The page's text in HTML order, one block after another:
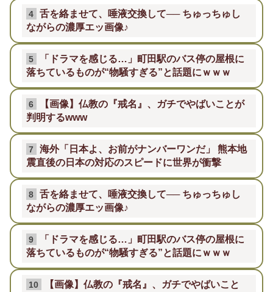
4
舌を絡ませて、唾液交換して── ちゅっちゅし
ながらの濃厚エッ画像♪
5
「ドラマを感じる…」町田駅のバス停の屋根に
落ちているものが“物騒すぎる”と話題にｗｗｗ
6
【画像】仏教の『戒名』、ガチでやばいことが
判明するwww
7
海外「日本よ、お前がナンバーワンだ」 熊本地
震直後の日本の対応のスピードに世界が衝撃
8
舌を絡ませて、唾液交換して── ちゅっちゅし
ながらの濃厚エッ画像♪
9
「ドラマを感じる…」町田駅のバス停の屋根に
落ちているものが“物騒すぎる”と話題にｗｗｗ
10 【画像】仏教の『戒名』、ガチでやばいこと